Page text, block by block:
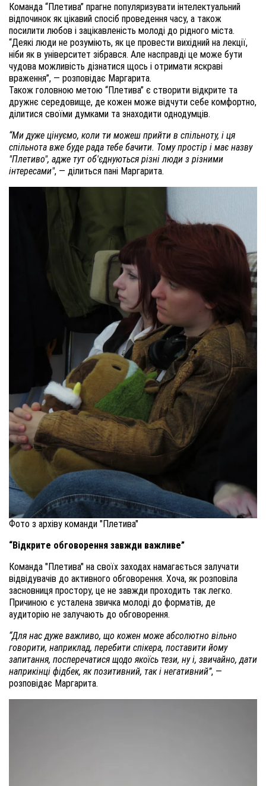
Команда “Плетива” прагне популяризувати інтелектуальний
відпочинок як цікавий спосіб проведення часу, а також
посилити любов і зацікавленість молоді до рідного міста.
“Деякі люди не розуміють, як це провести вихідний на лекції,
ніби як в університет зібрався. Але насправді це може бути
чудова можливість дізнатися щось і отримати яскраві
враження”, — розповідає Маргарита.
Також головною метою “Плетива” є створити відкрите та
дружнє середовище, де кожен може відчути себе комфортно,
ділитися своїми думками та знаходити однодумців.
“Ми дуже цінуємо, коли ти можеш прийти в спільноту, і ця
спільнота вже буде рада тебе бачити. Тому простір і має назву
"Плетиво", адже тут об'єднуються різні люди з різними
інтересами", — ділиться пані Маргарита.
Фото з архіву команди "Плетива"
“Відкрите обговорення завжди важливе”
Команда "Плетива" на своїх заходах намагається залучати
відвідувачів до активного обговорення. Хоча, як розповіла
засновниця простору, це не завжди проходить так легко.
Причиною є усталена звичка молоді до форматів, де
аудиторію не залучають до обговорення.
“Для нас дуже важливо, що кожен може абсолютно вільно
говорити, наприклад, перебити спікера, поставити йому
запитання, посперечатися щодо якоїсь тези, ну і, звичайно, дати
наприкінці фідбек, як позитивний, так і негативний”, —
розповідає Маргарита.